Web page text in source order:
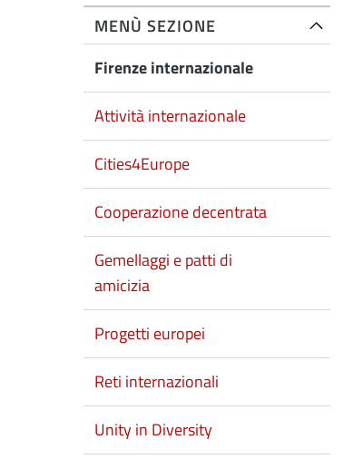
MENÙ SEZIONE
Firenze internazionale
Attività internazionale
Cities4Europe
Cooperazione decentrata
Gemellaggi e patti di
amicizia
Progetti europei
Reti internazionali
Unity in Diversity